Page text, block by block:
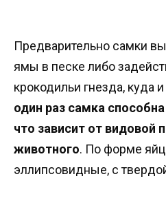
Предварительно самки
ямы в песке либо
крокодильи гнезда, куда
один раз самка
что зависит от видовой
животного. По форме
эллипсовидные, с